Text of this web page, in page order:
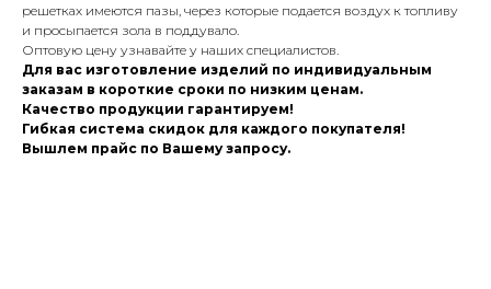
решетках имеются пазы, через которые подается воздух к топливу
и просыпается зола в поддувало.
Оптовую цену узнавайте у наших специалистов.
Для вас изготовление изделий по индивидуальным
заказам в короткие сроки по низким ценам.
Качество продукции гарантируем!
Гибкая система скидок для каждого покупателя!
Вышлем прайс по Вашему запросу.